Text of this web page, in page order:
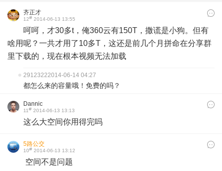
齐正才
12# 2014-06-13 13:55
呵呵，才30多t，俺360云有150T，撒谎是小狗。但有
啥用呢？一共才用了10多T，这还是前几个月拼命在分享群
里下载的，现在根本视频无法加载
29123222014-06-14 04:27
都怎么来的容量哦！免费的吗？
Dannic
11# 2014-06-13 13:13
这么大空间你用得完吗
5路公交
10# 2014-06-13 13:12
空间不是问题